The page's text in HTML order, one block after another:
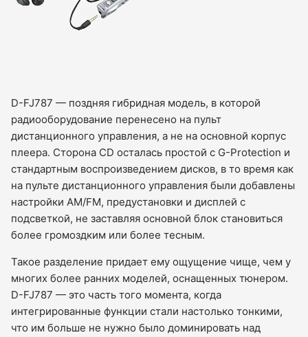
D-FJ787 — поздняя гибридная модель, в которой
радиооборудование перенесено на пульт
дистанционного управления, а не на основной корпус
плеера. Сторона CD осталась простой с G-Protection и
стандартным воспроизведением дисков, в то время как
на пульте дистанционного управления были добавлены
настройки AM/FM, предустановки и дисплей с
подсветкой, не заставляя основной блок становиться
более громоздким или более тесным.
Такое разделение придает ему ощущение чище, чем у
многих более ранних моделей, оснащенных тюнером.
D-FJ787 — это часть того момента, когда
интегрированные функции стали настолько тонкими,
что им больше не нужно было доминировать над